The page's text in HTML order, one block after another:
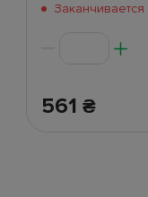
Заканчивается
561 ₴